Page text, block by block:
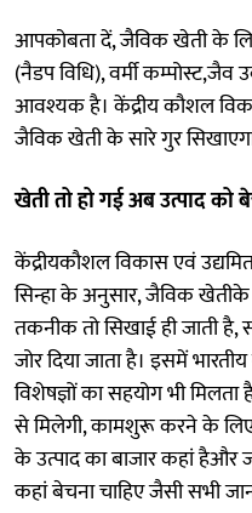
आपकोबता दें, जैविक खेती के
(नैडप विधि), वर्मी कम्पोस्ट,जैव
आवश्यक है। केंद्रीय कौशल
जैविक खेती के सारे गुर
खेती तो हो गई अब उत्पाद
केंद्रीयकौशल विकास एवं
सिन्हा के अनुसार, जैविक
तकनीक तो सिखाई ही जाती है,
जोर दिया जाता है। इसमें
विशेषज्ञों का सहयोग भी
से मिलेगी, कामशुरू करने के लिए
के उत्पाद का बाजार कहां हैऔर
कहां बेचना चाहिए जैसी सभी